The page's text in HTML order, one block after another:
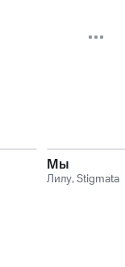
Мы
Лилу,Stigmata